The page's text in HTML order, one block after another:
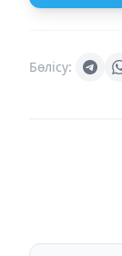
Бөлісу: